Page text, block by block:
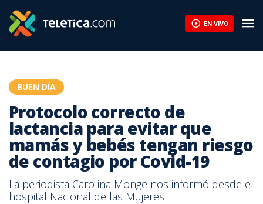
EN VIVO
BUEN DÍA
Protocolo correcto de
lactancia para evitar que
mamás y bebés tengan riesgo
de contagio por Covid-19
La periodista Carolina Monge nos informó desde el
hospital Nacional de las Mujeres